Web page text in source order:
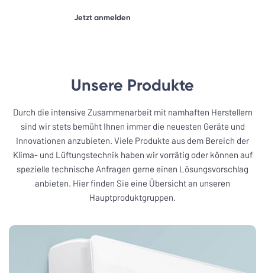
Jetzt anmelden
Unsere Produkte
Durch die intensive Zusammenarbeit mit namhaften Herstellern
sind wir stets bemüht Ihnen immer die neuesten Geräte und
Innovationen anzubieten. Viele Produkte aus dem Bereich der
Klima- und Lüftungstechnik haben wir vorrätig oder können auf
spezielle technische Anfragen gerne einen Lösungsvorschlag
anbieten. Hier finden Sie eine Übersicht an unseren
Hauptproduktgruppen.